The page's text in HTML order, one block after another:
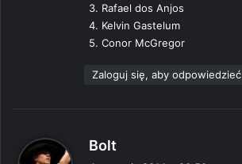
:
3. Rafael dos Anjos
4. Kelvin Gastelum
5. Conor McGregor
Zaloguj się, aby odpowiedzieć
Bolt